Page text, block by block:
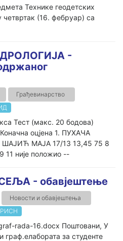
Технике геодетских
(16. фебруар) са
-
Грађевинарство
Тест (макс. 20 бодова)
оцјена 1. ПУХАЧА
ШАЈИЋ МАЈА 17/13 13,45 75 8
није положио --
- обавјештење
Новости и обавјештења
РИСН
rada-16.docx Поштовани, У
граф.елабората за студенте